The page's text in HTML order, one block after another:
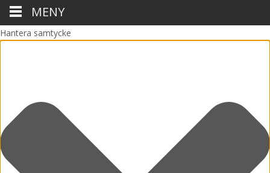
Hantera samtycke
MENY